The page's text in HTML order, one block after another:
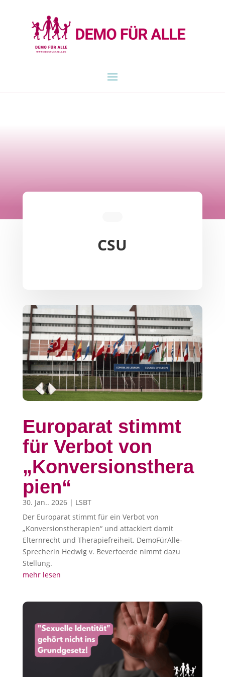
CSU
Europarat stimmt
für Verbot von
„Konversionsthera
pien“
30. Jan.. 2026| LSBT
Der Europarat stimmt für ein Verbot von
„Konversionstherapien“ und attackiert damit
Elternrecht und Therapiefreiheit. DemoFürAlle-
Sprecherin Hedwig v. Beverfoerde nimmt dazu
Stellung.
mehr lesen